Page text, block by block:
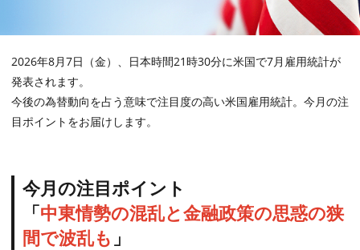
2026年8月7日（金）、日本時間21時30分に米国で7月雇用統計が
発表されます。
今後の為替動向を占う意味で注目度の高い米国雇用統計。今月の注
目ポイントをお届けします。
今月の注目ポイント
「中東情勢の混乱と金融政策の思惑の狭
間で波乱も 」